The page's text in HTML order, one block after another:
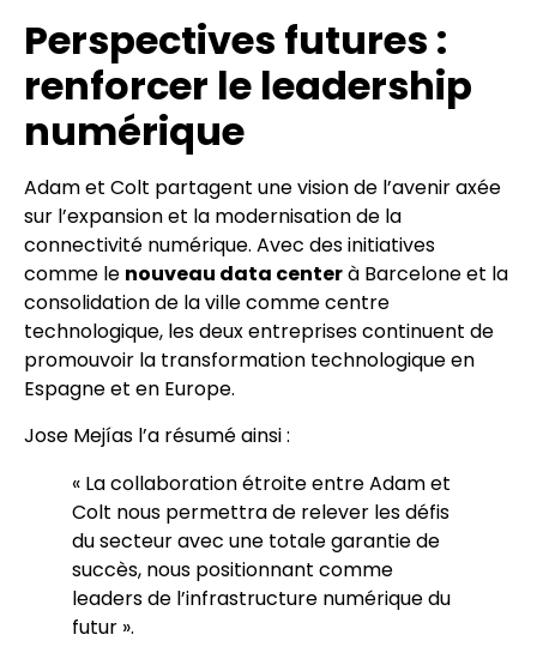
Perspectives futures :
renforcer le leadership
numérique
Adam et Colt partagent une vision de l’avenir axée
sur l’expansion et la modernisation de la
connectivité numérique. Avec des initiatives
comme le nouveau data centerà Barcelone et la
consolidation de la ville comme centre
technologique, les deux entreprises continuent de
promouvoir la transformation technologique en
Espagne et en Europe.
Jose Mejías l’a résumé ainsi :
« La collaboration étroite entre Adam et
Colt nous permettra de relever les défis
du secteur avec une totale garantie de
succès, nous positionnant comme
leaders de l’infrastructure numérique du
futur ».